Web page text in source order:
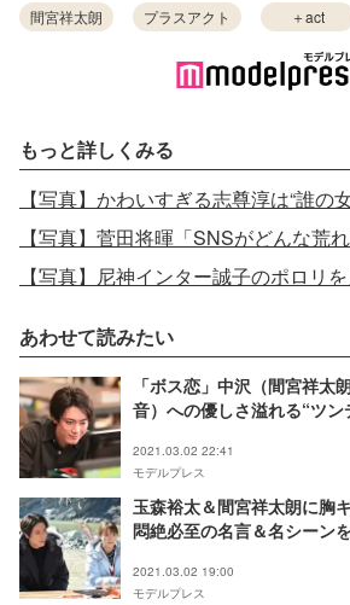
間宮祥太朗 プラスアクト ＋act
もっと詳しくみる
あわせて読みたい
「ボス恋」中沢（間宮祥太
音）への優しさ溢れる“ツ
2021.03.02 22:41
モデルプレス
玉森裕太＆間宮祥太朗に胸
悶絶必至の名言＆名シーン
2021.03.02 19:00
モデルプレス